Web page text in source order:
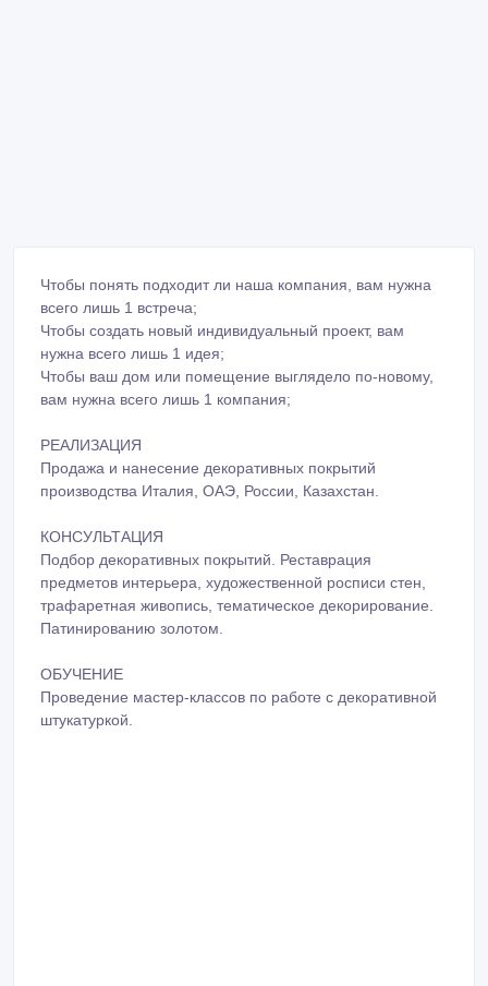
Чтобы понять подходит ли наша компания, вам нужна
всего лишь 1 встреча;
Чтобы создать новый индивидуальный проект, вам
нужна всего лишь 1 идея;
Чтобы ваш дом или помещение выглядело по-новому,
РЕАЛИЗАЦИЯ
Продажа и нанесение декоративных покрытий
КОНСУЛЬТАЦИЯ
Подбор декоративных покрытий. Реставрация
предметов интерьера, художественной росписи стен,
трафаретная живопись, тематическое декорирование.
ОБУЧЕНИЕ
Проведение мастер-классов по работе с декоративной